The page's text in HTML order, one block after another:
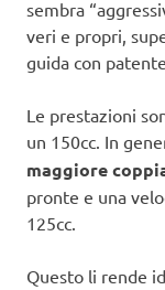
sembra
veri e propri,
guida con
Le prestazioni
un 150cc. In
maggiore
pronte e una
125cc.
Questo li rende